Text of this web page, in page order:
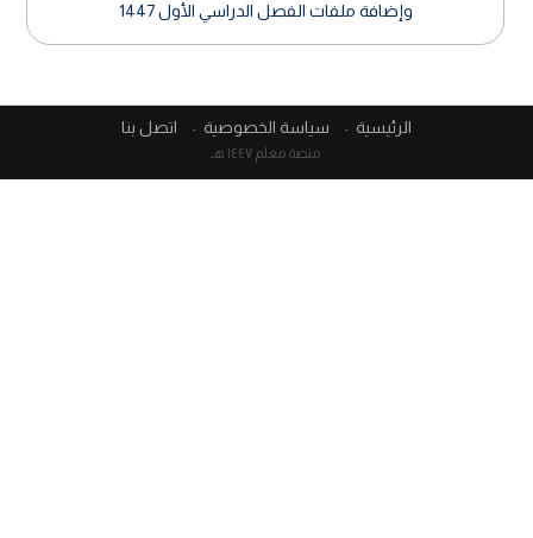
وإضافة ملفات الفصل الدراسي الأول 1447
الرئيسية سياسة الخصوصية اتصل بنا
منصة معلم ١٤٤٧ هـ